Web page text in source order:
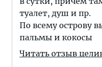
туалет, душ и пр.
По всему острову
пальмы и кокосы
Читать отзыв